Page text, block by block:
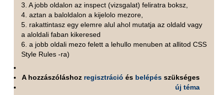
3. A jobb oldalon az inspect (vizsgalat) feliratra boksz,
4. aztan a baloldalon a kijelolo mezore,
5. rakattintasz egy elemre alul ahol mutatja az oldald vagy
a aloldali faban kikeresed
6. a jobb oldali mezo felett a lehullo menuben at allitod CSS
Style Rules -ra)
A hozzászóláshoz regisztráció és belépés szükséges
új téma